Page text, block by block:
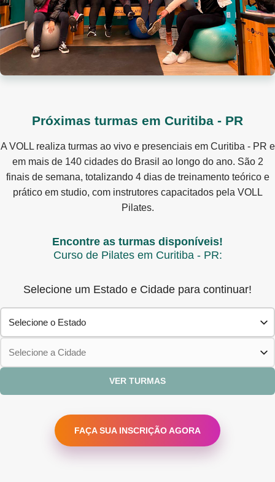
Próximas turmas em Curitiba - PR
A VOLL realiza turmas ao vivo e presenciais em Curitiba - PR e
em mais de 140 cidades do Brasil ao longo do ano. São 2
finais de semana, totalizando 4 dias de treinamento teórico e
prático em studio, com instrutores capacitados pela VOLL
Pilates.
Encontre as turmas disponíveis!
Curso de Pilates em Curitiba - PR:
Selecione um Estado e Cidade para continuar!
VER TURMAS
FAÇA SUA INSCRIÇÃO AGORA